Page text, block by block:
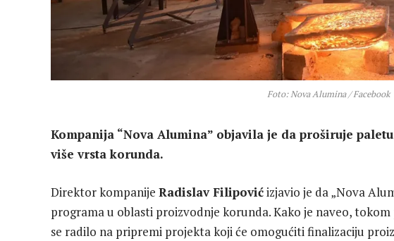
Foto: Nova Alumina / Facebook
Kompanija “Nova Alumina” objavila je da proširuje
više vrsta korunda.
Direktor kompanije Radislav Filipovićizjavio je da „Nova
programa u oblasti proizvodnje korunda. Kako je naveo,
se radilo na pripremi projekta koji će omogućiti finalizaciju